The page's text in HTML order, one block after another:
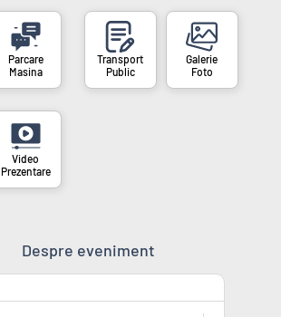
Masina
Transport
Public
Galerie
Foto
Video
Prezentare
Despre eveniment